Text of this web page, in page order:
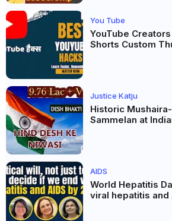
You Tube
YouTube Creators
Shorts Custom
Justice Katju
Historic
Sammelan at
AIDS
World Hepatitis
viral hepatitis and